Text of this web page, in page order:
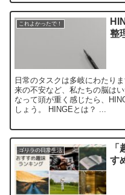
これよかったで！
整
日常のタスクは多岐にわたり
来の不安など、私たちの脳は
なって頭が重く感じたら、
しょう。 HINGEとは？ ...
ゴリラの日常生活
す